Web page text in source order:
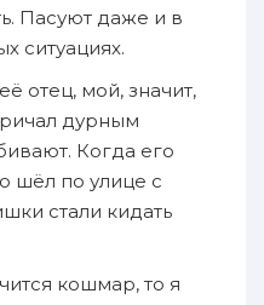
Пасуют даже и в
ситуациях.
отец, мой, значит,
дурным
Когда его
шёл по улице с
стали кидать
кошмар, то я